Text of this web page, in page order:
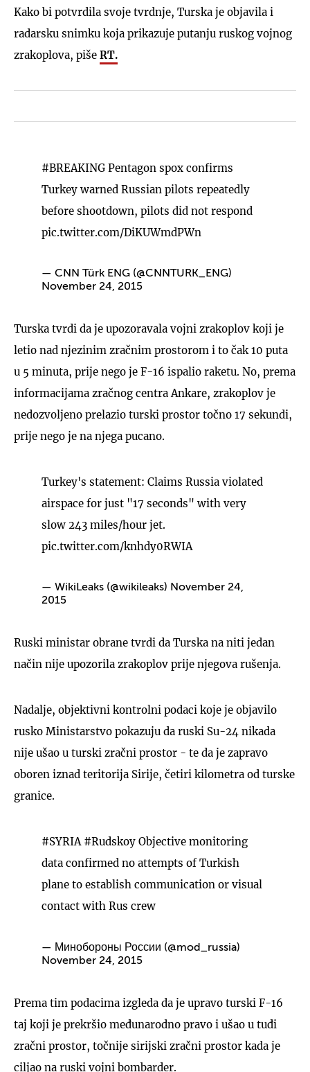
Kako bi potvrdila svoje tvrdnje, Turska je objavila i
radarsku snimku koja prikazuje putanju ruskog vojnog
zrakoplova, piše RT.
#BREAKING Pentagon spox confirms
Turkey warned Russian pilots repeatedly
before shootdown, pilots did not respond
pic.twitter.com/DiKUWmdPWn
— CNN Türk ENG (@CNNTURK_ENG)
November 24, 2015
Turska tvrdi da je upozoravala vojni zrakoplov koji je
letio nad njezinim zračnim prostorom i to čak 10 puta
u 5 minuta, prije nego je F-16 ispalio raketu. No, prema
informacijama zračnog centra Ankare, zrakoplov je
nedozvoljeno prelazio turski prostor točno 17 sekundi,
prije nego je na njega pucano.
Turkey's statement: Claims Russia violated
airspace for just "17 seconds" with very
slow 243 miles/hour jet.
pic.twitter.com/knhdy0RWIA
— WikiLeaks (@wikileaks) November 24,
2015
Ruski ministar obrane tvrdi da Turska na niti jedan
način nije upozorila zrakoplov prije njegova rušenja.
Nadalje, objektivni kontrolni podaci koje je objavilo
rusko Ministarstvo pokazuju da ruski Su-24 nikada
nije ušao u turski zračni prostor - te da je zapravo
oboren iznad teritorija Sirije, četiri kilometra od turske
granice.
#SYRIA #Rudskoy Objective monitoring
data confirmed no attempts of Turkish
plane to establish communication or visual
contact with Rus crew
— Минобороны России (@mod_russia)
November 24, 2015
Prema tim podacima izgleda da je upravo turski F-16
taj koji je prekršio međunarodno pravo i ušao u tuđi
zračni prostor, točnije sirijski zračni prostor kada je
ciljao na ruski vojni bombarder.